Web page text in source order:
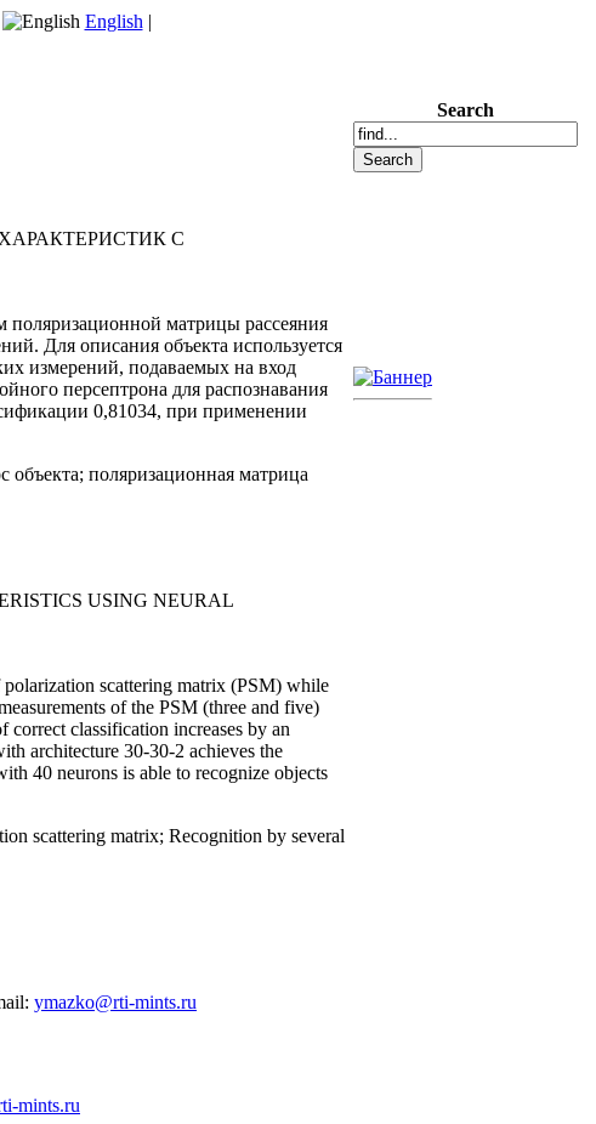
English |
С
поляризационной матрицы рассеяния
Для описания объекта используется
измерений, подаваемых на вход
персептрона для распознавания
0,81034, при применении
объекта; поляризационная матрица
USING NEURAL
scattering matrix (PSM) while
of the PSM (three and five)
classification increases by an
architecture 30-30-2 achieves the
40 neurons is able to recognize objects
scattering matrix; Recognition by several
ymazko@rti-mints.ru
mints.ru
Search